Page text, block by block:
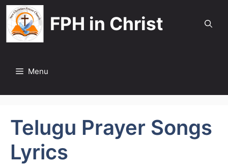
Skip
to
content
FPH in Christ
Menu
Telugu Prayer Songs
Lyrics